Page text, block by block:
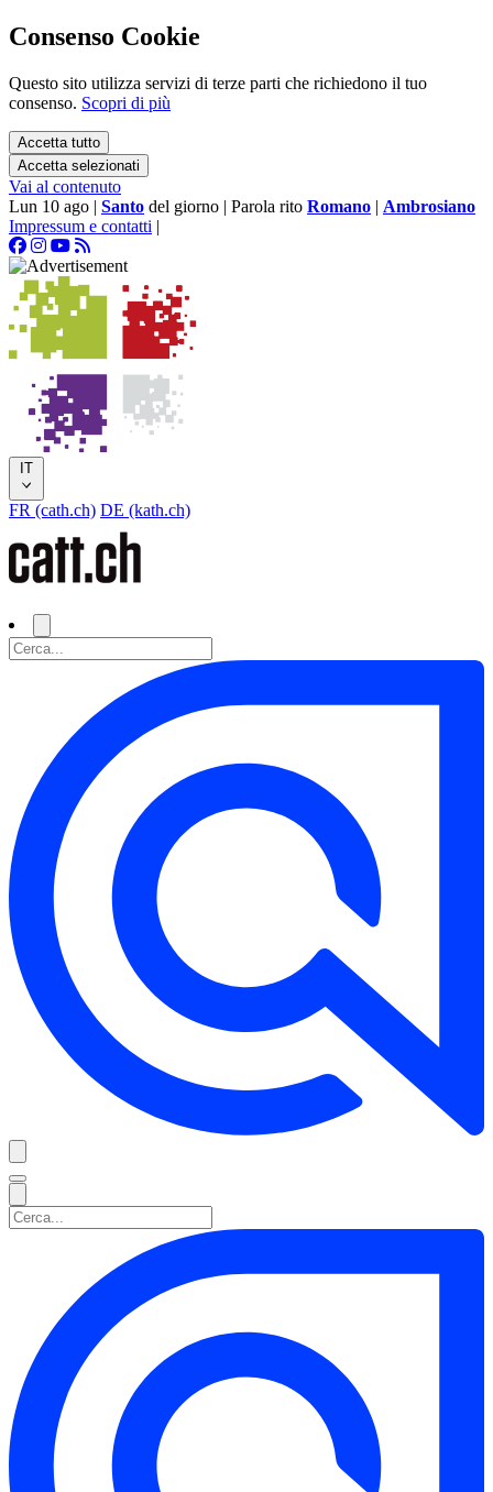
Consenso Cookie
Questo sito utilizza servizi di terze parti che richiedono il tuo
consenso. Scopri di più
Accetta tutto
Accetta selezionati
Vai al contenuto
Lun 10 ago | Santo del giorno | Parola rito Romano | Ambrosiano
Impressum e contatti |
IT
FR (cath.ch) DE (kath.ch)